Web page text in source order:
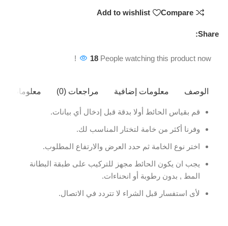
Compare
Add to wishlist
Share:
18 People watching this product now!
الوصف معلومات إضافية مراجعات (0) معلومات
قم بقياس الحائط أولا بدقة قبل إدخال أي بيانات.
وفرنا أكثر من خامة لتختار المناسب لك.
اختر نوع الخامة ثم حدد العرض والارتفاع المطلوب.
يجب ان يكون الحائط مجهز للتركيب على طبقة البطانة
المط , بدون رطوبة أو انحناءات.
لأى استفسار قبل الشراء لا تتردد في الاتصال.